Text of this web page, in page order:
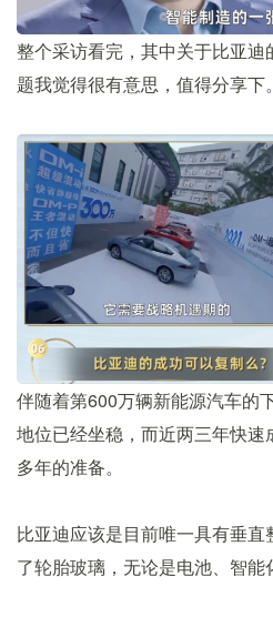
整个采访看完，其中关于比亚
题我觉得很有意思，值得分享下。
伴随着第600万辆新能源汽车的
地位已经坐稳，而近两三年快
多年的准备。
比亚迪应该是目前唯一具有垂
了轮胎玻璃，无论是电池、智能